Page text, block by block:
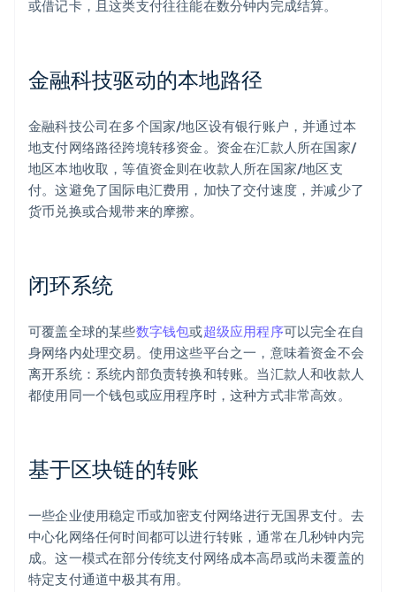
或借记卡，且这类支付往往能在数分钟内完成结算。
金融科技驱动的本地路径
金融科技公司在多个国家/地区设有银行账户，并通过本
地支付网络路径跨境转移资金。资金在汇款人所在国家/
地区本地收取，等值资金则在收款人所在国家/地区支
付。这避免了国际电汇费用，加快了交付速度，并减少了
货币兑换或合规带来的摩擦。
闭环系统
可覆盖全球的某些数字钱包或超级应用程序可以完全在自
身网络内处理交易。使用这些平台之一，意味着资金不会
离开系统：系统内部负责转换和转账。当汇款人和收款人
都使用同一个钱包或应用程序时，这种方式非常高效。
基于区块链的转账
一些企业使用稳定币或加密支付网络进行无国界支付。去
中心化网络任何时间都可以进行转账，通常在几秒钟内完
成。这一模式在部分传统支付网络成本高昂或尚未覆盖的
特定支付通道中极其有用。